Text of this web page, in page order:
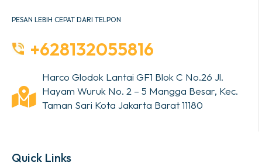
PESAN LEBIH CEPAT DARI TELPON
+628132055816
Harco Glodok Lantai GF1 Blok C No.26 Jl.
Hayam Wuruk No. 2 – 5 Mangga Besar, Kec.
Taman Sari Kota Jakarta Barat 11180
Quick Links